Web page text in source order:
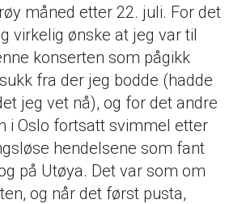
måned etter 22. juli. For det
virkelig ønske at jeg var til
konserten som pågikk
fra der jeg bodde (hadde
jeg vet nå), og for det andre
i Oslo fortsatt svimmel etter
hendelsene som fant
på Utøya. Det var som om
og når det først pusta,